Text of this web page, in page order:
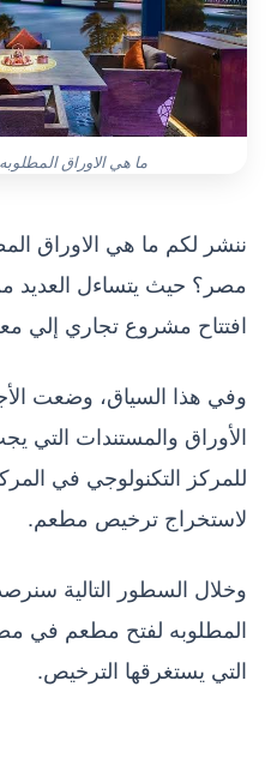
ما هي الاوراق
ننشر لكم ما هي الاوراق
مصر؟ حيث يتساءل العديد
افتتاح مشروع تجاري إلي
وفي هذا السياق، وضعت
الأوراق والمستندات التي
للمركز التكنولوجي في
لاستخراج ترخيص مطعم.
وخلال السطور التالية
المطلوبه لفتح مطعم في
التي يستغرقها الترخيص.